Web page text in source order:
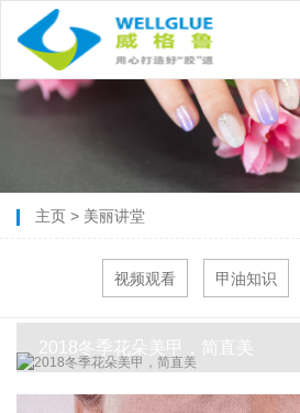
主页 > 美丽讲堂
视频观看 甲油知识
2018冬季花朵美甲，简直美